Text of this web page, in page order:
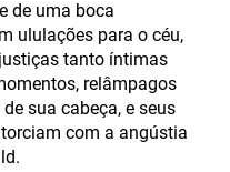
de uma boca
ululações para o céu,
tanto íntimas
relâmpagos
sua cabeça, e seus
com a angústia